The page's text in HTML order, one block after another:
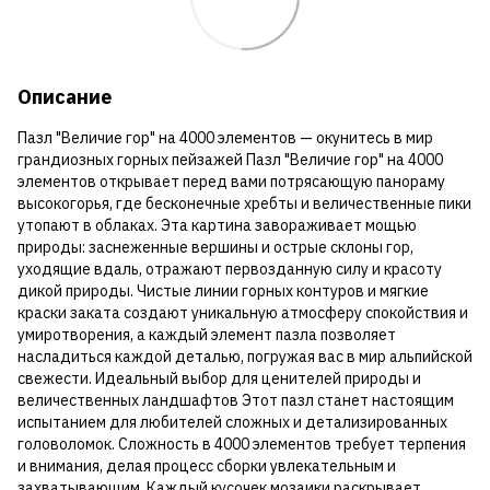
Описание
Пазл "Величие гор" на 4000 элементов — окунитесь в мир
грандиозных горных пейзажей Пазл "Величие гор" на 4000
элементов открывает перед вами потрясающую панораму
высокогорья, где бесконечные хребты и величественные пики
утопают в облаках. Эта картина завораживает мощью
природы: заснеженные вершины и острые склоны гор,
уходящие вдаль, отражают первозданную силу и красоту
дикой природы. Чистые линии горных контуров и мягкие
краски заката создают уникальную атмосферу спокойствия и
умиротворения, а каждый элемент пазла позволяет
насладиться каждой деталью, погружая вас в мир альпийской
свежести. Идеальный выбор для ценителей природы и
величественных ландшафтов Этот пазл станет настоящим
испытанием для любителей сложных и детализированных
головоломок. Сложность в 4000 элементов требует терпения
и внимания, делая процесс сборки увлекательным и